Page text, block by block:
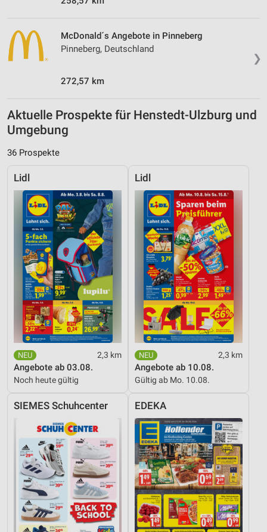
❯
McDonald´s Angebote in Pinneberg
Pinneberg, Deutschland
272,57 km
Aktuelle Prospekte für Henstedt-Ulzburg und
Umgebung
36 Prospekte
Lidl
2,3 km
Angebote ab 03.08.
Noch heute gültig
Lidl
2,3 km
Angebote ab 10.08.
Gültig ab Mo. 10.08.
SIEMES Schuhcenter EDEKA